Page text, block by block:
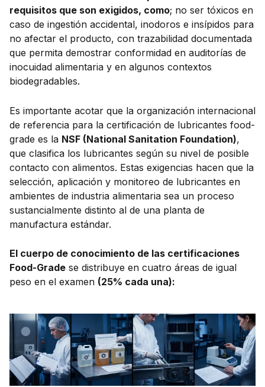
requisitos que son exigidos, como; no ser tóxicos en
caso de ingestión accidental, inodoros e insípidos para
no afectar el producto, con trazabilidad documentada
que permita demostrar conformidad en auditorías de
inocuidad alimentaria y en algunos contextos
biodegradables.
Es importante acotar que la organización internacional
de referencia para la certificación de lubricantes food-
grade es la NSF (National Sanitation Foundation),
que clasifica los lubricantes según su nivel de posible
contacto con alimentos. Estas exigencias hacen que la
selección, aplicación y monitoreo de lubricantes en
ambientes de industria alimentaria sea un proceso
sustancialmente distinto al de una planta de
manufactura estándar.
El cuerpo de conocimiento de las certificaciones
Food-Grade se distribuye en cuatro áreas de igual
peso en el examen (25% cada una):